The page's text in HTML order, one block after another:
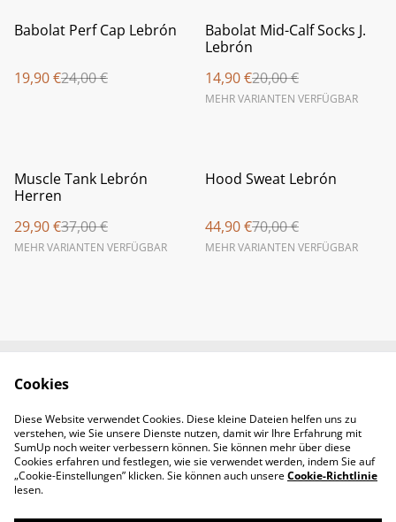
%
Babolat Perf Cap Lebrón
19,90 €24,00 €
%
Babolat Mid-Calf Socks J.
Lebrón
14,90 €20,00 €
MEHR VARIANTEN VERFÜGBAR
%
Muscle Tank Lebrón
Herren
29,90 €37,00 €
MEHR VARIANTEN VERFÜGBAR
%
Hood Sweat Lebrón
44,90 €70,00 €
MEHR VARIANTEN VERFÜGBAR
Legal Terms
Privacy Policy
Cookie Policy
Cookies
Diese Website verwendet Cookies. Diese kleine Dateien helfen uns zu
verstehen, wie Sie unsere Dienste nutzen, damit wir Ihre Erfahrung mit
SumUp noch weiter verbessern können. Sie können mehr über diese
Cookies erfahren und festlegen, wie sie verwendet werden, indem Sie auf
„Cookie-Einstellungen” klicken. Sie können auch unsereCookie-Richtlinie
lesen.